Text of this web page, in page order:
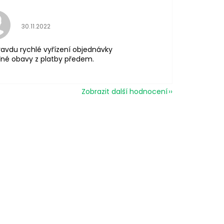
Hodnocení obchodu je 5 z 5 hvězdiček.
30.11.2022
rychlé vyřízení objednávky
obavy z platby předem.
Zobrazit další hodnocení